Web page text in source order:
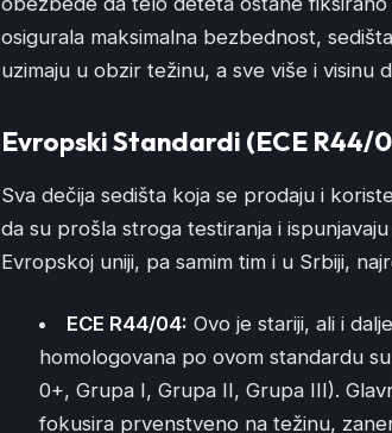
osigurala maksimalna bezbednost,
uzimaju u obzir težinu, a sve više i visinu
Evropski Standardi (ECE R44/
Sva dečija sedišta koja se prodaju i
da su prošla stroga testiranja i
Evropskoj uniji, pa samim tim i u Srbiji,
ECE R44/04: Ovo je stariji, ali i
homologovana po ovom standardu
0+, Grupa I, Grupa II, Grupa III).
fokusira prvenstveno na težinu,